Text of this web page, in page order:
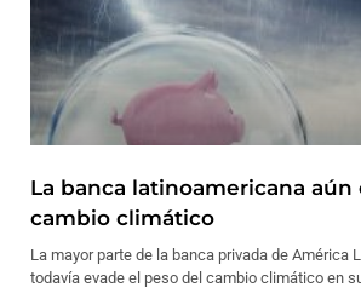
La banca latinoamericana aún
cambio climático
La mayor parte de la banca privada de América
todavía evade el peso del cambio climático en